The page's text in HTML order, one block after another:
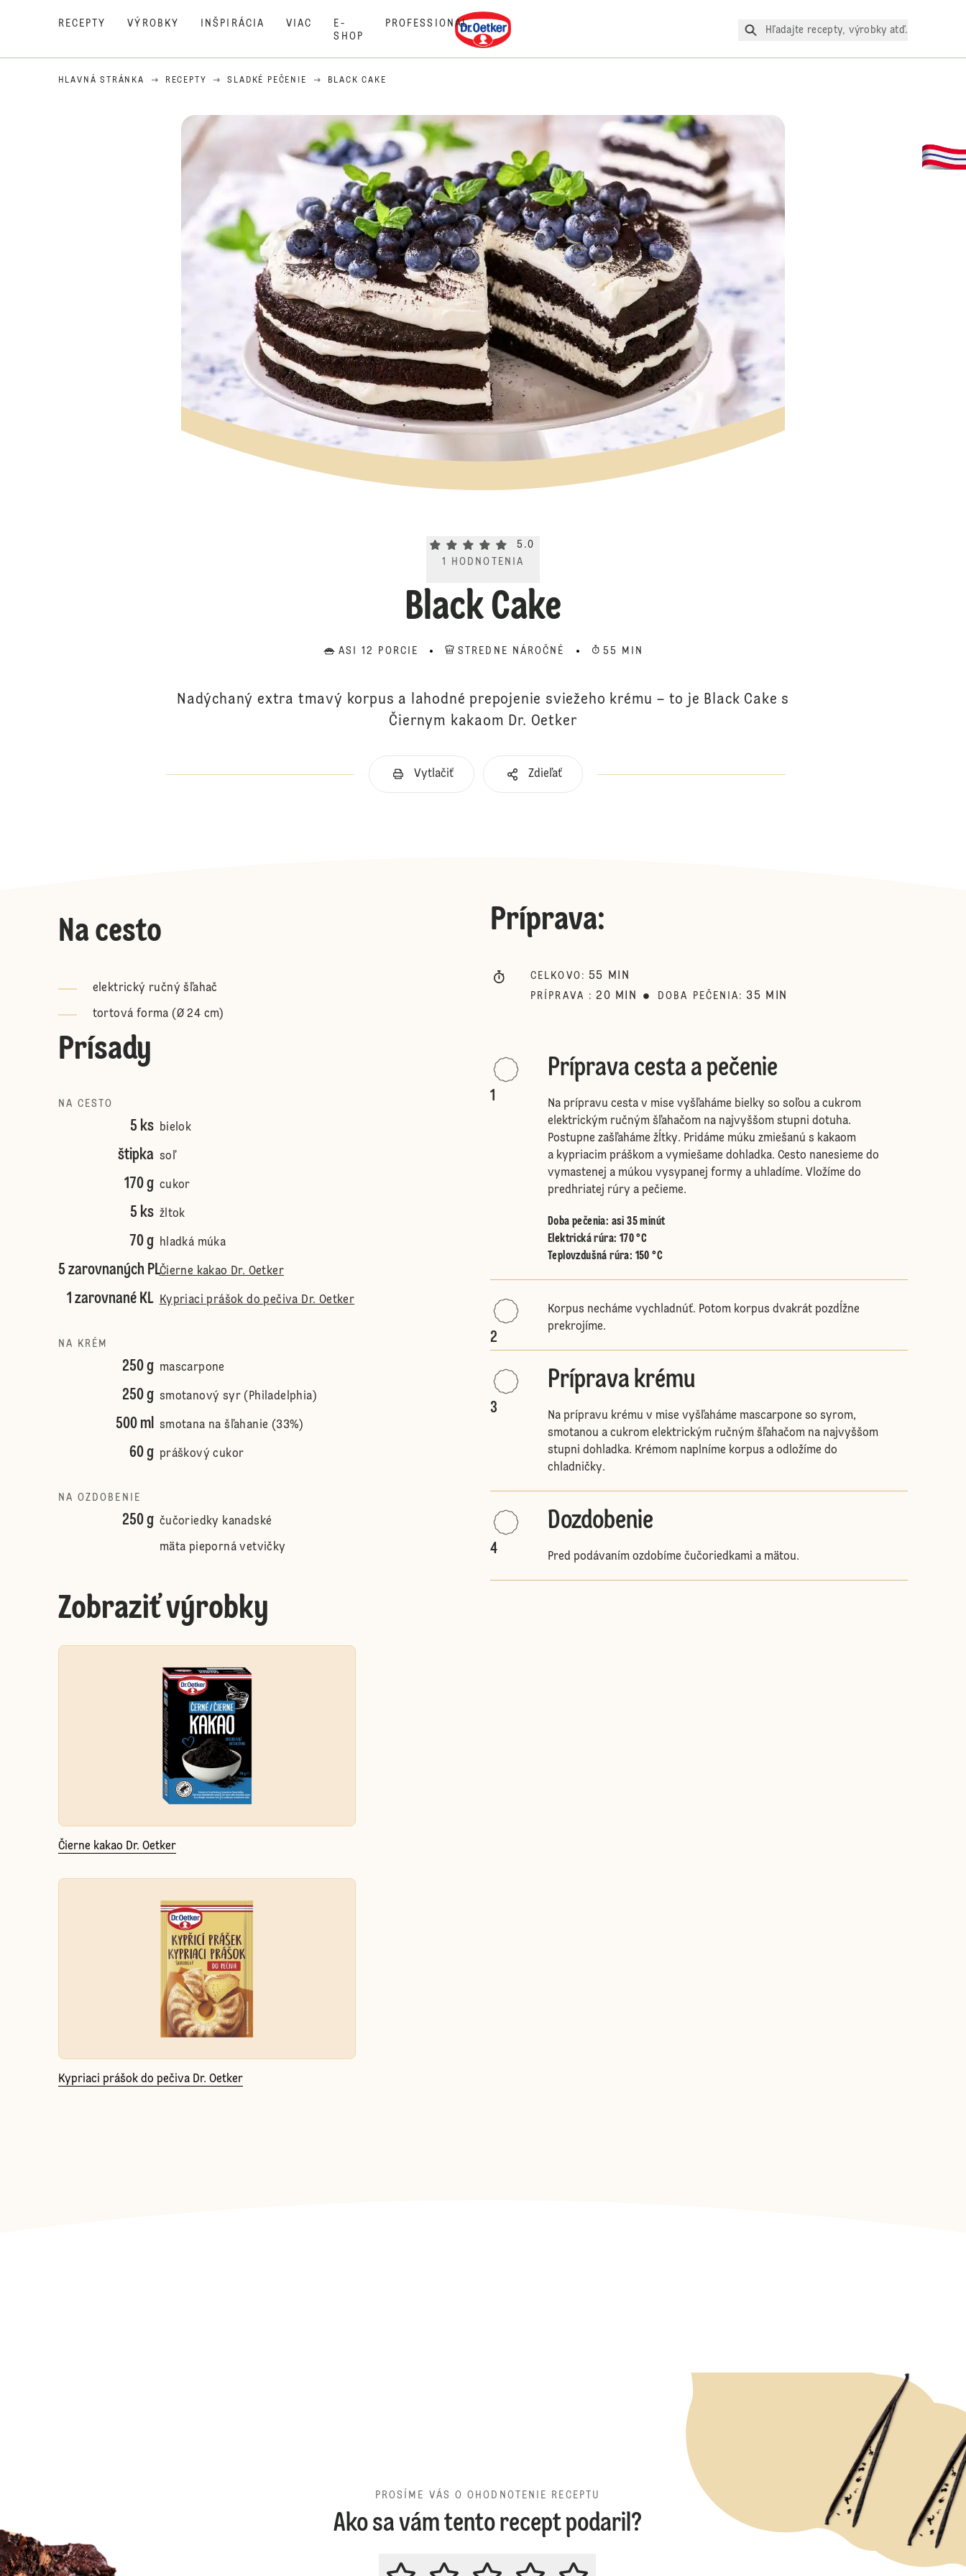
RECEPTY VÝROBKY INŠPIRÁCIA VIAC
E-
SHOP
PROFESSIONAL Dr. Oetker
Hľadajte recepty, výrobky atď.
HLAVNÁ STRÁNKA RECEPTY SLADKÉ PEČENIE BLACK CAKE
Current rating 5.0. Click to rate.
5.0
1
HODNOTENIA
Black Cake
ASI 12 PORCIE STREDNE NÁROČNÉ 55 MIN
Nadýchaný extra tmavý korpus a lahodné prepojenie sviežeho krému – to je Black Cake s
Čiernym kakaom Dr. Oetker
Vytlačiť Zdieľať
Na cesto
elektrický ručný šľahač
tortová forma (Ø 24 cm)
Prísady
NA CESTO
5 ks bielok
štipka soľ
170 g cukor
5 ks žltok
70 g hladká múka
5 zarovnaných PLČierne kakao Dr. Oetker
1 zarovnané KL Kypriaci prášok do pečiva Dr. Oetker
NA KRÉM
250 g mascarpone
250 g smotanový syr (Philadelphia)
500 ml smotana na šľahanie (33%)
60 g práškový cukor
NA OZDOBENIE
250 g čučoriedky kanadské
mäta pieporná vetvičky
Zobraziť výrobky
Čierne kakao Dr. Oetker
Kypriaci prášok do pečiva Dr. Oetker
Príprava:
CELKOVO : 55 MIN
PRÍPRAVA : 20 MIN DOBA PEČENIA : 35 MIN
1
Príprava cesta a pečenie
Na prípravu cesta v mise vyšľaháme bielky so soľou a cukrom
elektrickým ručným šľahačom na najvyššom stupni dotuha.
Postupne zašľaháme žĺtky. Pridáme múku zmiešanú s kakaom
a kypriacim práškom a vymiešame dohladka. Cesto nanesieme do
vymastenej a múkou vysypanej formy a uhladíme. Vložíme do
predhriatej rúry a pečieme.
Doba pečenia: asi 35 minút
Elektrická rúra: 170 °C
Teplovzdušná rúra: 150 °C
2
Korpus necháme vychladnúť. Potom korpus dvakrát pozdĺžne
prekrojíme.
3
Príprava krému
Na prípravu krému v mise vyšľaháme mascarpone so syrom,
smotanou a cukrom elektrickým ručným šľahačom na najvyššom
stupni dohladka. Krémom naplníme korpus a odložíme do
chladničky.
4
Dozdobenie
Pred podávaním ozdobíme čučoriedkami a mätou.
PROSÍME VÁS O OHODNOTENIE RECEPTU
Ako sa vám tento recept podaril?
PROSÍME VÁS O OHODNOTENIE RECEPTU